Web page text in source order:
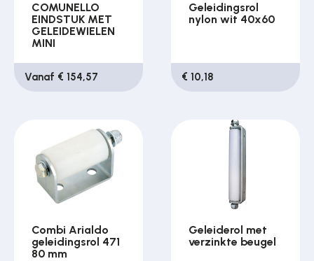
COMUNELLO
EINDSTUK MET
GELEIDEWIELEN
MINI
Vanaf € 154,57
Geleidingsrol
nylon wit 40x60
€ 10,18
Combi Arialdo
geleidingsrol 471
80 mm
Geleiderol met
verzinkte beugel